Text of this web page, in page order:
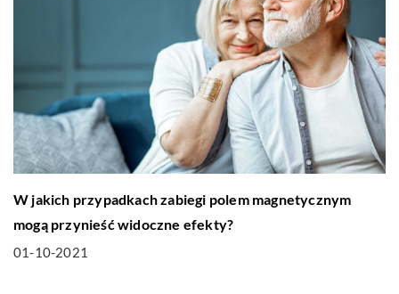
W jakich przypadkach zabiegi polem magnetycznym
mogą przynieść widoczne efekty?
01-10-2021